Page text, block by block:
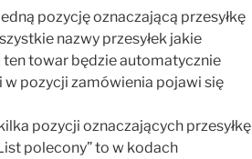
pozycję oznaczającą przesyłkę
nazwy przesyłek jakie
towar będzie automatycznie
w pozycji zamówienia pojawi się
pozycji oznaczających przesyłkę
polecony” to w kodach